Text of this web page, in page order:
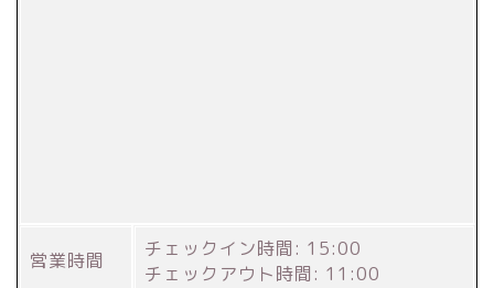
営業時間
チェックイン時間: 15:00
チェックアウト時間: 11:00